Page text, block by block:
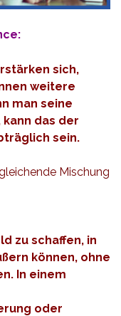
sich,
weitere
man seine
das der
sein.
Mischung
zu schaffen, in
können, ohne
In einem
oder